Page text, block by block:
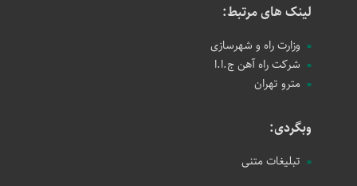
لینک های مرتبط:
وزارت راه و شهرسازی
شرکت راه آهن ج.ا.ا
مترو تهران
وبگردی:
تبلیغات متنی